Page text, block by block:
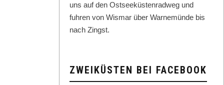
uns auf den Ost­seeküsten­rad­weg und
fuhren von Wis­mar über Warnemünde bis
nach Zingst.
ZWEIKÜSTEN BEI FACEBOOK